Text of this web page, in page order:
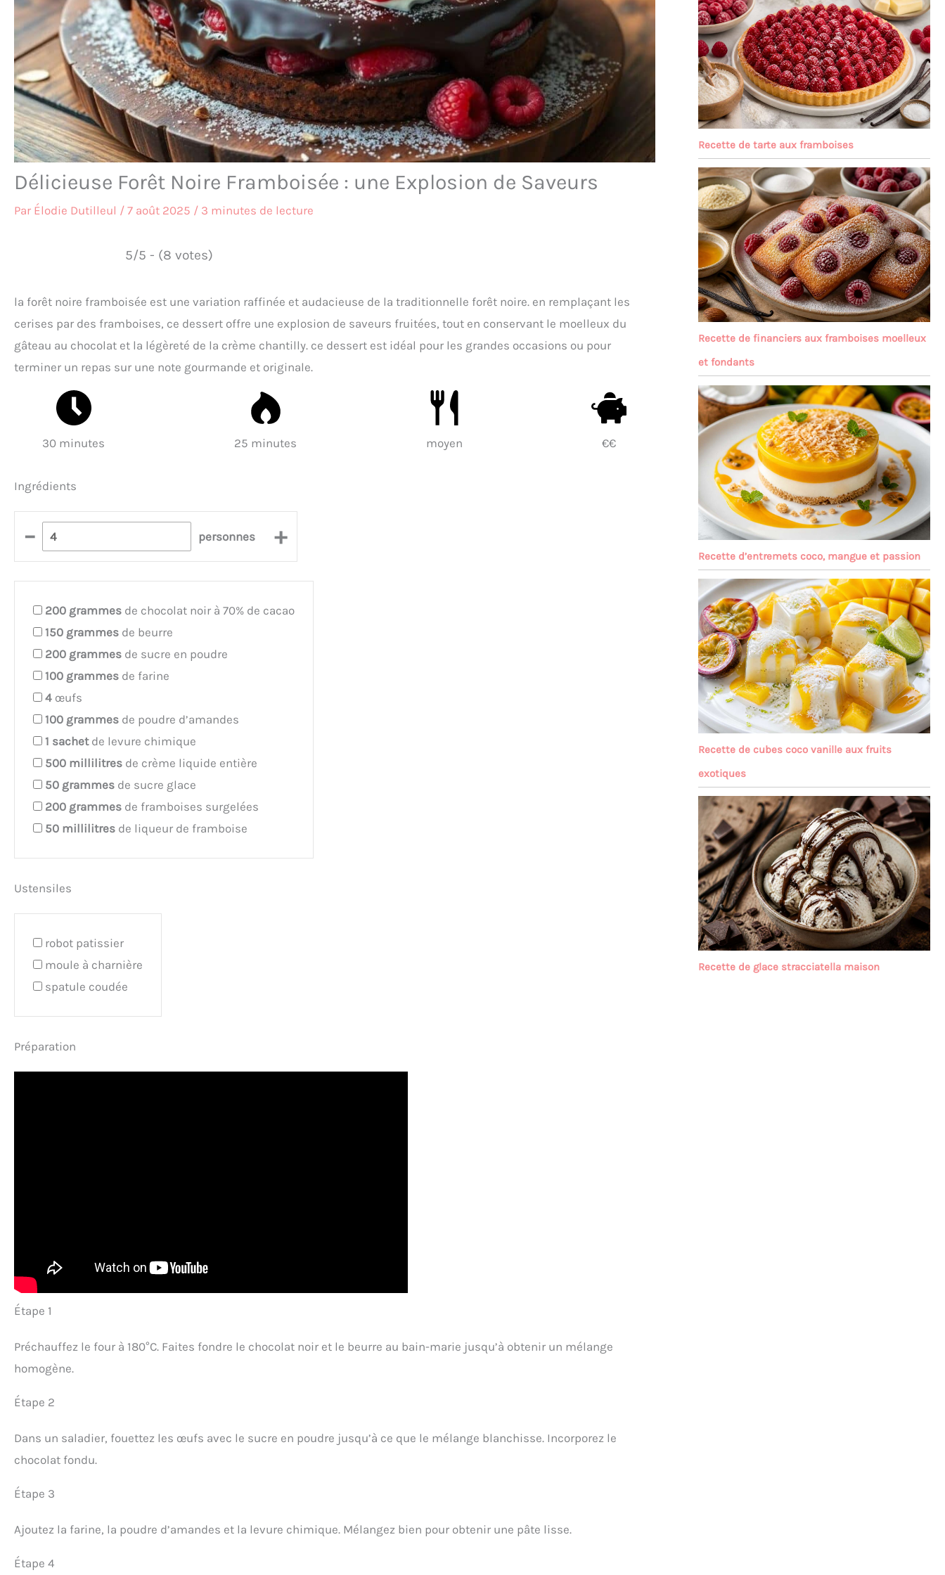
Délicieuse Forêt Noire Framboisée : une Explosion de Saveurs
Par Élodie Dutilleul / 7 août 2025 / 3 minutes de lecture
5/5 - (8 votes)
la forêt noire framboisée est une variation raffinée et audacieuse de la traditionnelle forêt noire. en remplaçant les
cerises par des framboises, ce dessert offre une explosion de saveurs fruitées, tout en conservant le moelleux du
gâteau au chocolat et la légèreté de la crème chantilly. ce dessert est idéal pour les grandes occasions ou pour
terminer un repas sur une note gourmande et originale.
30 minutes 25 minutes moyen €€
Ingrédients
– personnes +
200 grammes de chocolat noir à 70% de cacao
150 grammes de beurre
200 grammes de sucre en poudre
100 grammes de farine
4 œufs
100 grammes de poudre d’amandes
1 sachetde levure chimique
500 millilitres de crème liquide entière
50 grammes de sucre glace
200 grammes de framboises surgelées
50 millilitres de liqueur de framboise
Ustensiles
robot patissier
moule à charnière
spatule coudée
Préparation
Étape 1
Préchauffez le four à 180°C. Faites fondre le chocolat noir et le beurre au bain-marie jusqu’à obtenir un mélange
homogène.
Étape 2
Dans un saladier, fouettez les œufs avec le sucre en poudre jusqu’à ce que le mélange blanchisse. Incorporez le
chocolat fondu.
Étape 3
Ajoutez la farine, la poudre d’amandes et la levure chimique. Mélangez bien pour obtenir une pâte lisse.
Étape 4
Recette de tarte aux framboises
Recette de financiers aux framboises moelleux
et fondants
Recette d’entremets coco, mangue et passion
Recette de cubes coco vanille aux fruits
exotiques
Recette de glace stracciatella maison